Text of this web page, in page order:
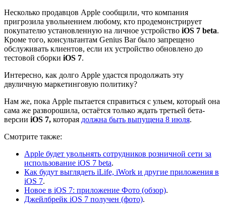
Несколько продавцов Apple сообщили, что компания
пригрозила увольнением любому, кто продемонстрирует
покупателю установленную на личное устройство iOS 7 beta.
Кроме того, консультантам Genius Bar было запрещено
обслуживать клиентов, если их устройство обновлено до
тестовой сборки iOS 7.
Интересно, как долго Apple удастся продолжать эту
двуличную маркетинговую политику?
Нам же, пока Apple пытается справиться с ульем, который она
сама же разворошила, остаётся только ждать третьей бета-
версии iOS 7, которая должна быть выпущена 8 июля.
Смотрите также:
Apple будет увольнять сотрудников розничной сети за
использование iOS 7 beta.
Как будут выглядеть iLife, iWork и другие приложения в
iOS 7.
Новое в iOS 7: приложение Фото (обзор).
Джейлбрейк iOS 7 получен (фото).